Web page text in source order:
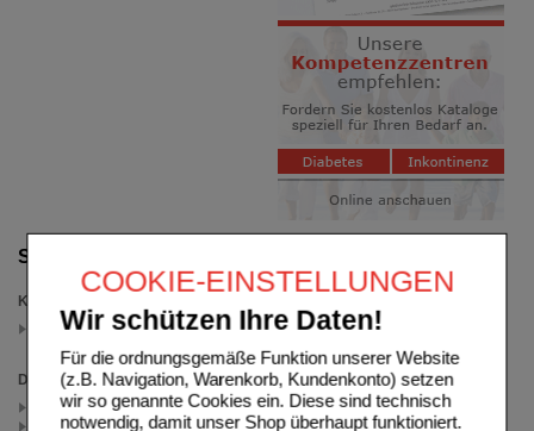
COOKIE-EINSTELLUNGEN
Wir schützen Ihre Daten!
Für die ordnungsgemäße Funktion unserer Website
(z.B. Navigation, Warenkorb, Kundenkonto) setzen
wir so genannte Cookies ein. Diese sind technisch
notwendig, damit unser Shop überhaupt funktioniert.
Suche verfeinern
Kategorien
für Frauen oder Männer
Darreichungsform
Kapseln (1)
Pulver (2)